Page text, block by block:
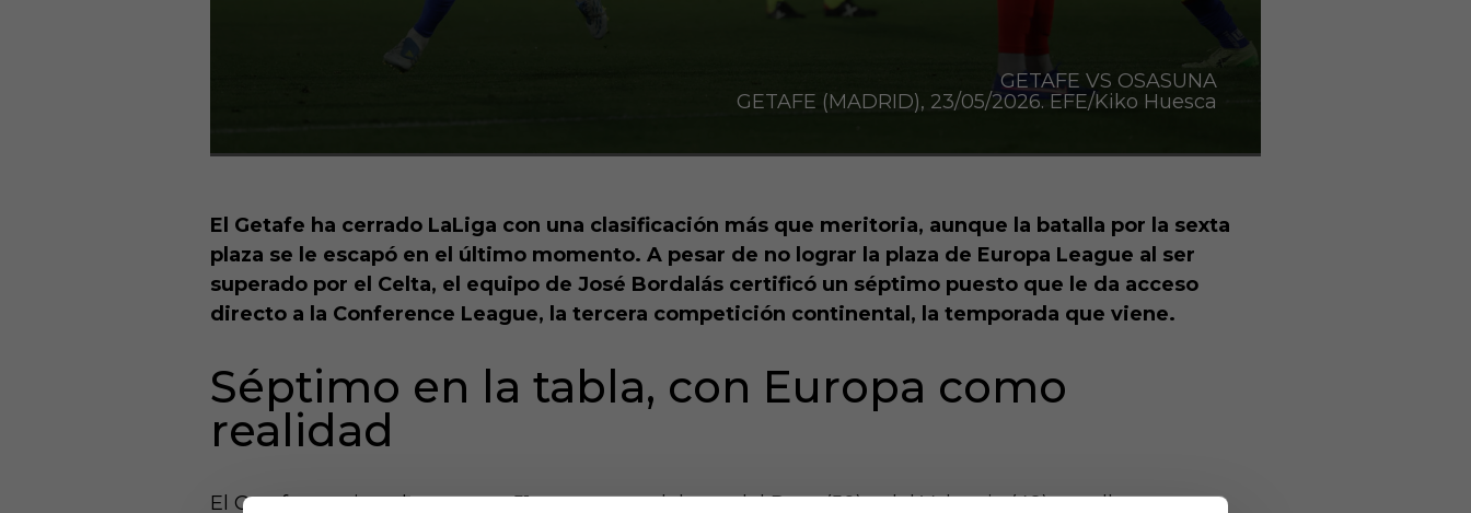
GETAFE VS OSASUNA
GETAFE (MADRID), 23/05/2026. EFE/Kiko Huesca
El Getafe ha cerrado LaLiga con una clasificación más que meritoria, aunque la batalla por la sexta
plaza se le escapó en el último momento. A pesar de no lograr la plaza de Europa League al ser
superado por el Celta, el equipo de José Bordalás certificó un séptimo puesto que le da acceso
directo a la Conference League, la tercera competición continental, la temporada que viene.
Séptimo en la tabla, con Europa como
realidad
El Getafe termina el curso con 51 puntos, por delante del Rayo (50) y del Valencia (49), que llegaron